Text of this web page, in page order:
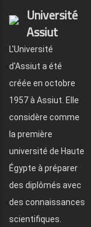
Université
Assiut
L'Université
d'Assiut a été
créée en octobre
1957 à Assiut. Elle
considère comme
la première
université de Haute
Égypte à préparer
des diplômés avec
des connaissances
scientifiques.